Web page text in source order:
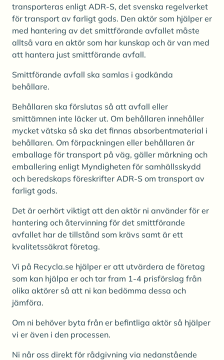
transporteras enligt ADR-S, det svenska regelverket
för transport av farligt gods. Den aktör som hjälper er
med hantering av det smittförande avfallet måste
alltså vara en aktör som har kunskap och är van med
att hantera just smittförande avfall.
Smittförande avfall ska samlas i godkända
behållare.
Behållaren ska förslutas så att avfall eller
smittämnen inte läcker ut. Om behållaren innehåller
mycket vätska så ska det finnas absorbentmaterial i
behållaren. Om förpackningen eller behållaren är
emballage för transport på väg, gäller märkning och
emballering enligt Myndigheten för samhällsskydd
och beredskaps föreskrifter ADR-S om transport av
farligt gods.
Det är oerhört viktigt att den aktör ni använder för er
hantering och återvinning för det smittförande
avfallet har de tillstånd som krävs samt är ett
kvalitetssäkrat företag.
Vi på Recycla.se hjälper er att utvärdera de företag
som kan hjälpa er och tar fram 1-4 prisförslag från
olika aktörer så att ni kan bedömma dessa och
jämföra.
Om ni behöver byta från er befintliga aktör så hjälper
vi er även i den processen.
Ni når oss direkt för rådgivning via nedanstående